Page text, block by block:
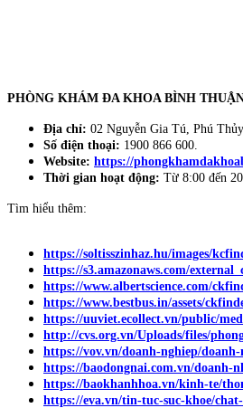
PHÒNG KHÁM ĐA KHOA BÌNH
Địa chỉ: 02 Nguyễn Gia Tú, Phú
Số điện thoại: 1900 866 600.
Website: https://
Thời gian hoạt động: Từ 8:00 đến
Tìm hiểu thêm:
https://soltisszinhaz.hu/images/
https://s3.amazonaws.com/
https://www.albertscience.com/
https://www.bestbus.in/assets/
https://uuviet.ecollect.vn/public/
http://cvs.org.vn/Uploads/files/
https://vov.vn/doanh-nghiep/
https://baodongnai.com.vn/doanh-
https://baokhanhhoa.vn/kinh-te/
https://eva.vn/tin-tuc-suc-khoe/